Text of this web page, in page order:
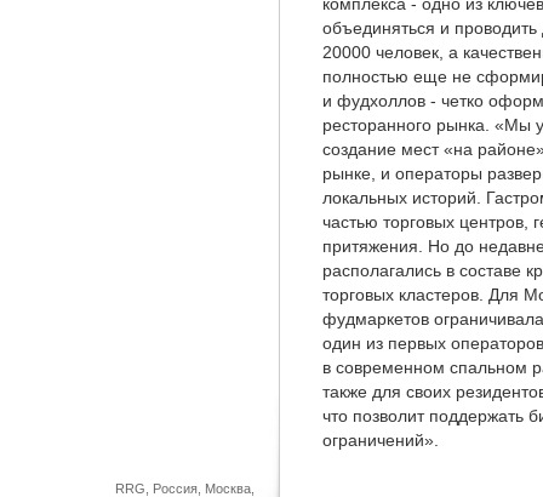
объединяться и
20000 человек, а
полностью еще не
и фудхоллов - четко
ресторанного рынка. «Мы
создание мест «на
рынке, и операторы
локальных историй.
частью торговых центров,
притяжения. Но до
располагались в составе
торговых кластеров. Для
фудмаркетов
один из первых
в современном спальном
также для своих
что позволит поддержать
ограничений».
RRG, Россия, Москва,